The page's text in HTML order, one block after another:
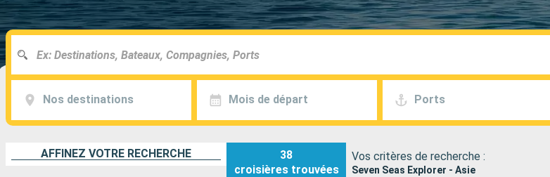
Nos destinations Mois de départ Ports
AFFINEZ VOTRE RECHERCHE
38
croisières trouvées
Vos critères de recherche :
Seven Seas Explorer - Asie